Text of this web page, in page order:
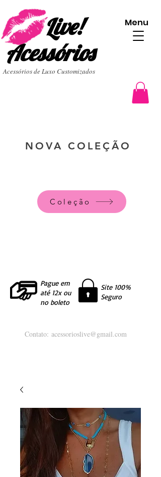
Live!
Acessórios
Acessórios de Luxo Customizados
NOVA COLEÇÃO
Menu
Coleção
Pague em
até 12x ou
no boleto
Site 100%
Seguro
Contato: acessorioslive@gmail.com